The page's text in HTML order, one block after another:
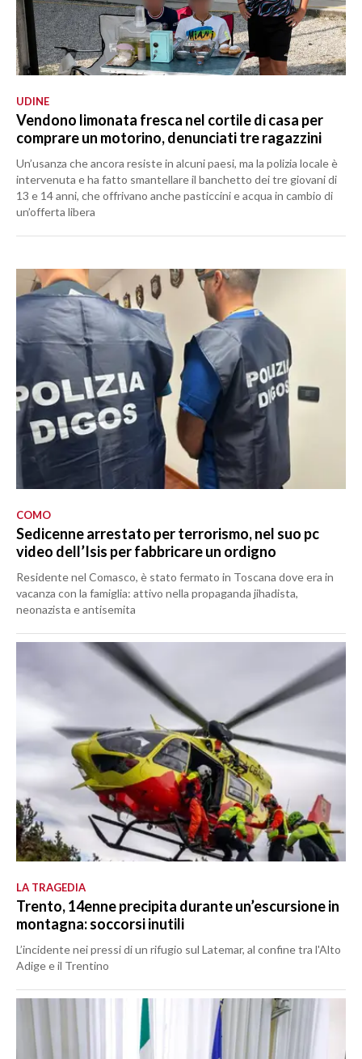
UDINE
Vendono limonata fresca nel cortile di casa per
comprare un motorino, denunciati tre ragazzini
Un’usanza che ancora resiste in alcuni paesi, ma la polizia locale è
intervenuta e ha fatto smantellare il banchetto dei tre giovani di
13 e 14 anni, che offrivano anche pasticcini e acqua in cambio di
un’offerta libera
COMO
Sedicenne arrestato per terrorismo, nel suo pc
video dell’Isis per fabbricare un ordigno
Residente nel Comasco, è stato fermato in Toscana dove era in
vacanza con la famiglia: attivo nella propaganda jihadista,
neonazista e antisemita
LA TRAGEDIA
Trento, 14enne precipita durante un’escursione in
montagna: soccorsi inutili
L’incidente nei pressi di un rifugio sul Latemar, al confine tra l'Alto
Adige e il Trentino